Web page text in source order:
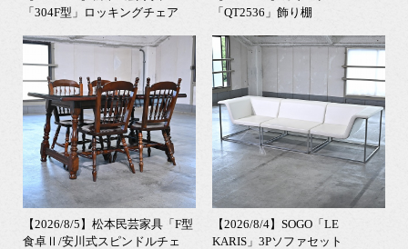
「304F型」ロッキングチェア
「QT2536」飾り棚
【2026/8/5】松本民芸家具「F型
食卓Ⅱ/安川式スピンドルチェ
【2026/8/4】SOGO「LE
KARIS」3Pソファセット